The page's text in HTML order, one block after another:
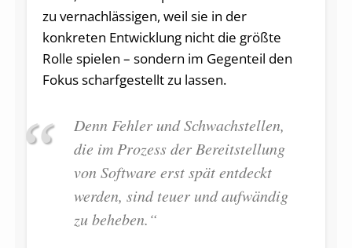
zu vernachlässigen, weil sie in der
konkreten Entwicklung nicht die größte
Rolle spielen – sondern im Gegenteil den
Fokus scharfgestellt zu lassen.
Denn Fehler und Schwachstellen,
die im Prozess der Bereitstellung
von Software erst spät entdeckt
werden, sind teuer und aufwändig
zu beheben.“